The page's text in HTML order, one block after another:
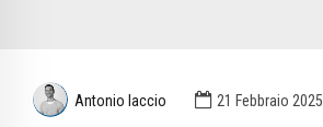
Antonio Iaccio 21 Febbraio 2025